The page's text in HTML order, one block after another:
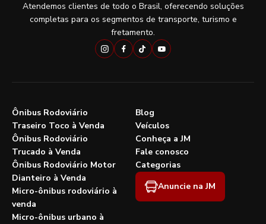
Atendemos clientes de todo o Brasil, oferecendo soluções
completas para os segmentos de transporte, turismo e
fretamento.
Ônibus Rodoviário
Traseiro Toco à Venda
Ônibus Rodoviário
Trucado à Venda
Ônibus Rodoviário Motor
Dianteiro à Venda
Micro-ônibus rodoviário à
venda
Micro-ônibus urbano à
Blog
Veículos
Conheça a JM
Fale conosco
Categorias
Anuncie na JM